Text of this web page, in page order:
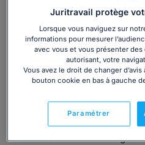
demande claire et conforme
versement anticipé.
Rédigé par notre juriste
modèle gratuit vous permet de
formuler une demande
traiter votre demande
vous appuyer sur le bon
articles 24 et 32 du
Juritravail protège
Lorsque vous naviguez sur
informations pour mesurer
avec vous et vous présenter
autorisant, votre
Vous avez le droit de changer
bouton cookie en bas à gauche
Paramétrer